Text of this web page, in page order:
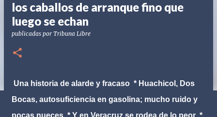
los caballos de arranque fino que
luego se echan
publicadas por Tribuna Libre
Una historia de alarde y fracaso * Huachicol, Dos
Bocas, autosuficiencia en gasolina; mucho ruido y
pocas nueces * Y en Veracruz se rodea de lo peor *